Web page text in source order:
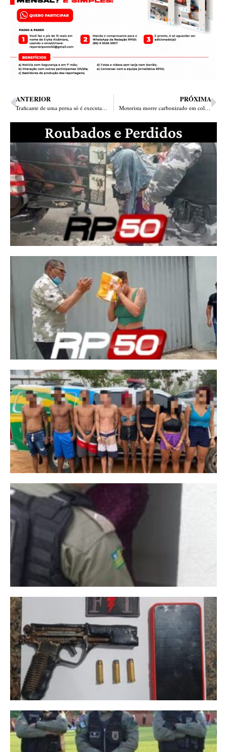
ANTERIOR
Traficante de uma perna só é executado com 7 tiros chegando em casa na cidade de Piripiri
PRÓXIMA
Motorista morre carbonizado em colisão envolvendo furgão e carreta no Norte do Piauí
Roubados e Perdidos